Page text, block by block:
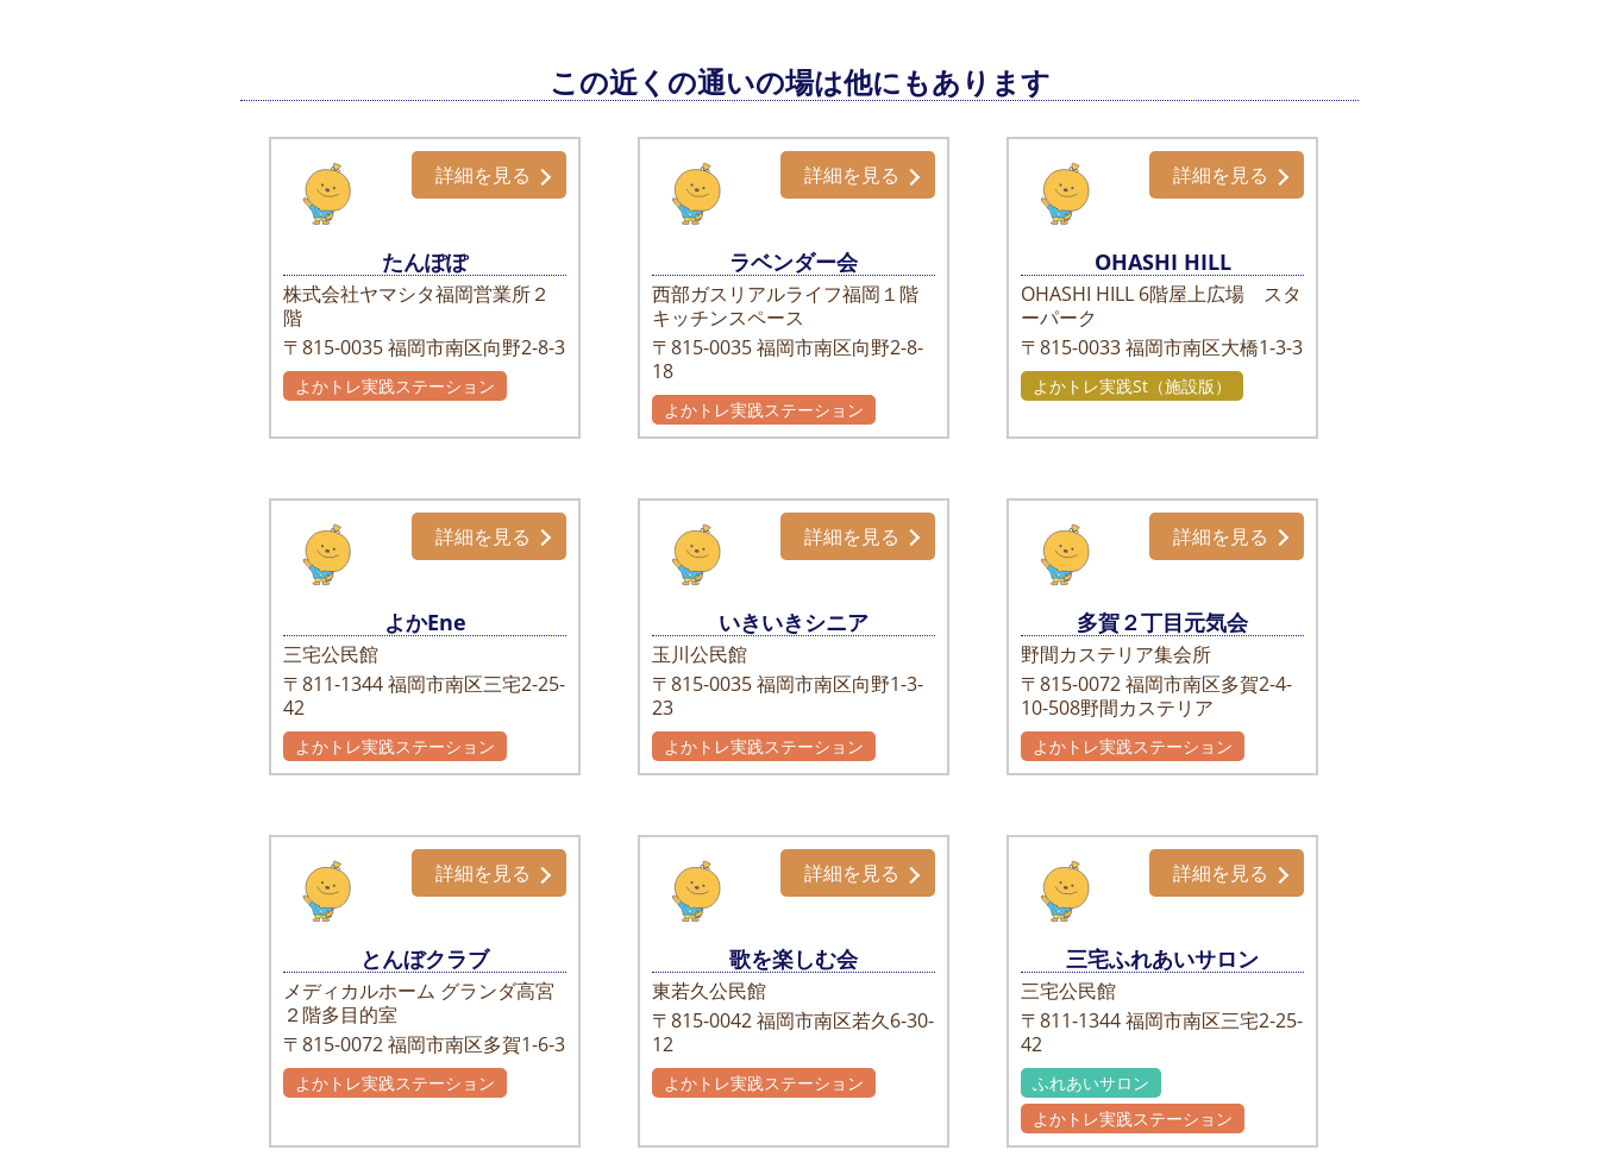
この近くの通いの場は他にもあります
たんぽぽ
株式会社ヤマシタ福岡営業所２
階
〒815-0035福岡市南区向野2-8-3
詳細を見る
よかトレ実践ステーション
ラベンダー会
西部ガスリアルライフ福岡１階
キッチンスペース
〒815-0035福岡市南区向野2-8-
18
詳細を見る
よかトレ実践ステーション
OHASHI HILL
OHASHI HILL 6階屋上広場 スタ
ーパーク
〒815-0033 福岡市南区大橋1-3-3
詳細を見る
よかトレ実践St（施設版）
よかEne
三宅公民館
〒811-1344福岡市南区三宅2-25-
42
詳細を見る
よかトレ実践ステーション
いきいきシニア
玉川公民館
〒815-0035福岡市南区向野1-3-
23
詳細を見る
よかトレ実践ステーション
多賀２丁目元気会
野間カステリア集会所
〒815-0072 福岡市南区多賀2-4-
10-508野間カステリア
詳細を見る
よかトレ実践ステーション
とんぼクラブ
メディカルホーム グランダ高宮
２階多目的室
〒815-0072福岡市南区多賀1-6-3
詳細を見る
よかトレ実践ステーション
歌を楽しむ会
東若久公民館
〒815-0042福岡市南区若久6-30-
12
詳細を見る
よかトレ実践ステーション
三宅ふれあいサロン
三宅公民館
〒811-1344 福岡市南区三宅2-25-
42
詳細を見る
ふれあいサロン
よかトレ実践ステーション